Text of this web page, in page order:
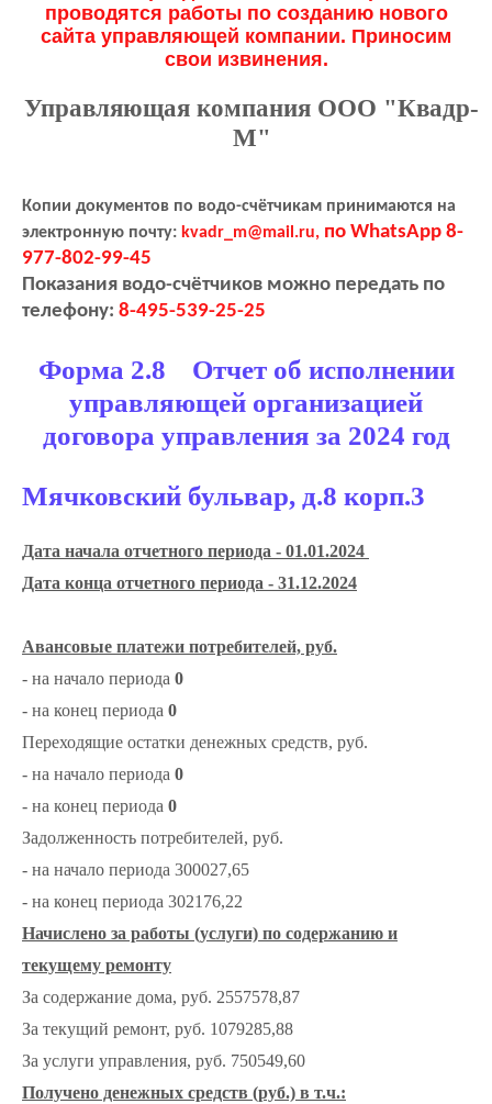
проводятся работы по созданию нового
сайта управляющей компании. Приносим
свои извинения.
Управляющая компания ООО "Квадр-
М"
Копии документов по водо-счётчикам принимаются на
электронную почту: kvadr_m@mail.ru, по WhatsApp 8-
977-802-99-45
Показания водо-счётчиков можно передать по
телефону: 8-495-539-25-25
Форма 2.8 Отчет об исполнении
управляющей организацией
договора управления за 2024 год
Мячковский бульвар, д.8 корп.3
Дата начала отчетного периода - 01.01.2024
Дата конца отчетного периода - 31.12.2024
Авансовые платежи потребителей, руб.
- на начало периода 0
- на конец периода 0
Переходящие остатки денежных средств, руб.
- на начало периода 0
- на конец периода 0
Задолженность потребителей, руб.
- на начало периода 300027,65
- на конец периода 302176,22
Начислено за работы (услуги) по содержанию и
текущему ремонту
За содержание дома, руб. 2557578,87
За текущий ремонт, руб. 1079285,88
За услуги управления, руб. 750549,60
Получено денежных средств (руб.) в т.ч.: